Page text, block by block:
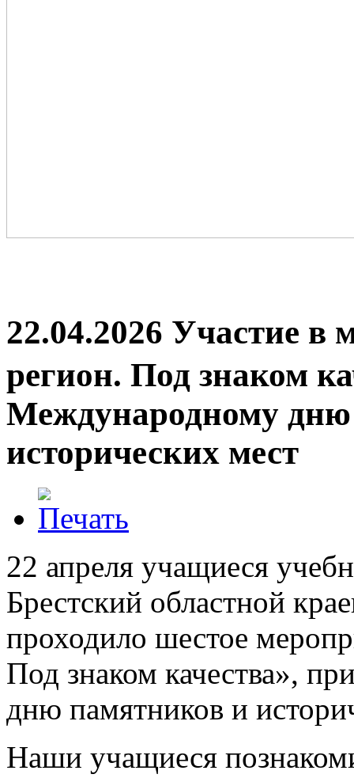
22.04.2026 Участие в
регион. Под знаком
Международному
исторических мест
22 апреля учащиеся
Брестский областной
проходило шестое
Под знаком качества»,
дню памятников и
Наши учащиеся